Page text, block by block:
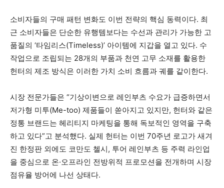
소비자들의 구매 패턴 변화도 이번 전략의 핵심 동력이다. 최
근 소비자들은 단순한 유행템보다는 수선과 관리가 가능한 고
품질의 ‘타임리스(Timeless)’ 아이템에 지갑을 열고 있다. 수
작업으로 조립되는 28개의 부품과 천연 고무 소재를 활용한
헌터의 제조 방식은 이러한 가치 소비 흐름과 궤를 같이한다.
시장 전문가들은 “기상이변으로 레인부츠 수요가 급증하면서
저가형 미투(Me-too) 제품들이 쏟아지고 있지만, 헌터와 같은
정통 브랜드는 헤리티지 마케팅을 통해 독보적인 영역을 구축
하고 있다”고 분석했다. 실제 헌터는 이번 70주년 로고가 새겨
진 한정판 외에도 코만도 첼시, 투어 레인부츠 등 주력 라인업
을 중심으로 온·오프라인 전방위적 프로모션을 전개하며 시장
점유율 방어에 나선 상태다.